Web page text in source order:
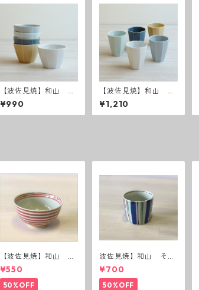
【波佐見焼】和山 八
角シリーズ フリーカ
ップS
¥990
【波佐見焼】和山 八
角シリーズ フリーカ
ップL
¥1,210
【波佐見焼】和山 ボ
ーダー茶碗 赤
¥550
50%OFF
波佐見焼】和山 そば
猪口（十草）
¥700
50%OFF